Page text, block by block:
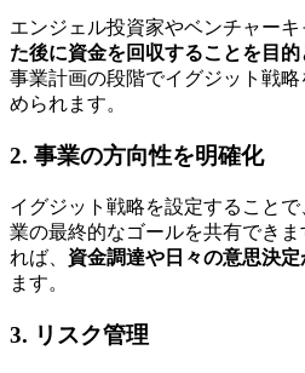
エンジェル投資家やベンチャーキ
た後に資金を回収することを目
事業計画の段階でイグジット戦
められます。
2. 事業の方向性を明確化
イグジット戦略を設定すること
業の最終的なゴールを共有でき
れば、 資金調達や日々の意思決
ます。
3. リスク管理